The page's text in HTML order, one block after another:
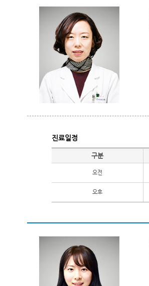
진료일정
진료일정
구분
오전
오후